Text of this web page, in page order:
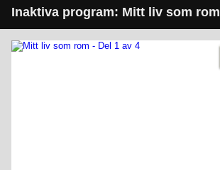
Inaktiva program: Mitt liv som rom